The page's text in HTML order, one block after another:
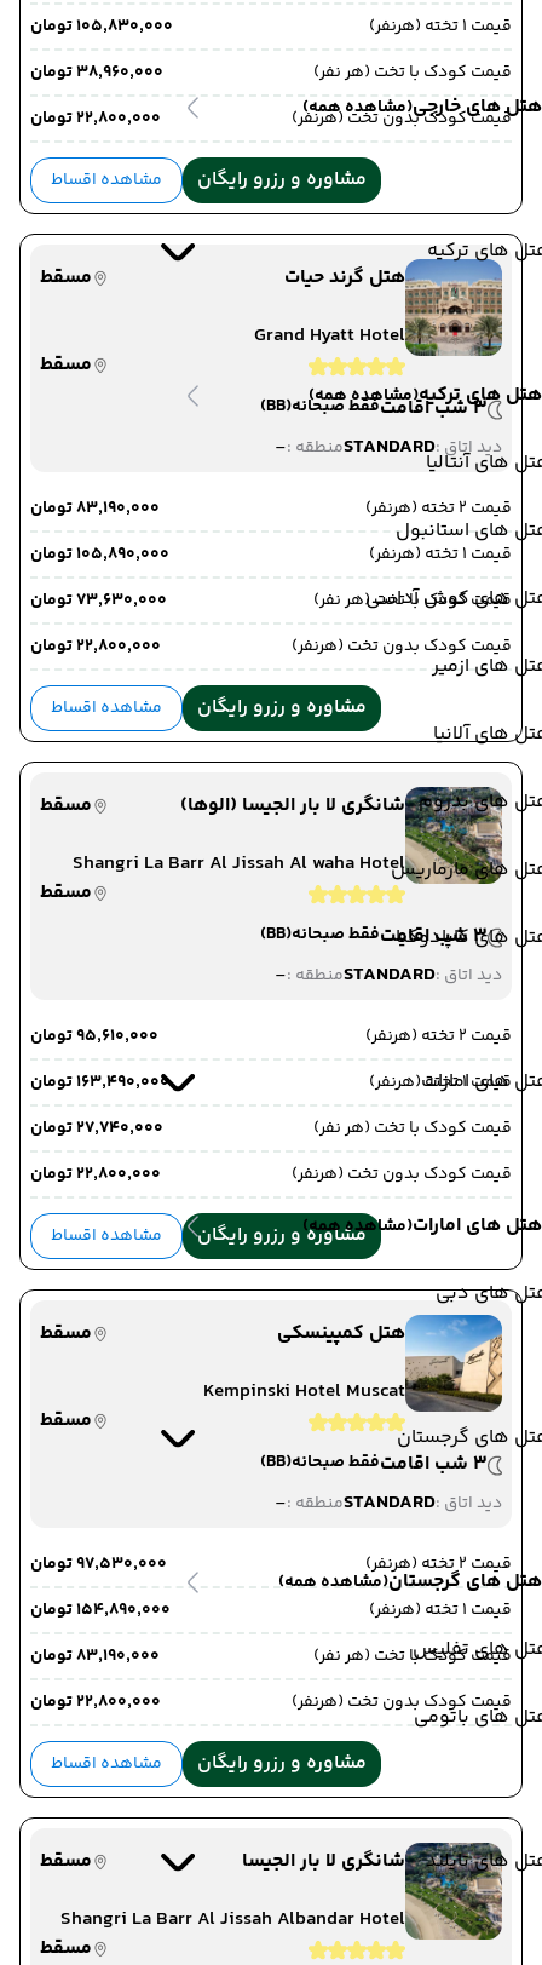
هتل های خارجی(مشاهده همه)
های ترکیه
هتل های ترکیه(مشاهده همه)
های آنتالیا
های استانبول
های کوش آداسی
های ازمیر
های آلانیا
های بدروم
های مارماریس
های کاپادوکیا
های امارات
هتل های امارات(مشاهده همه)
های دبی
های گرجستان
هتل های گرجستان(مشاهده همه)
های تفلیس
های باتومی
های تایلند
قیمت 1 تخته (هرنفر)
۱۰۵٬۸۳۰٬۰۰۰ تومان
قیمت کودک با تخت (هر نفر)
۳۸٬۹۶۰٬۰۰۰ تومان
قیمت کودک بدون تخت (هرنفر)
۲۲٬۸۰۰٬۰۰۰ تومان
مشاوره و رزرو رایگان مشاهده اقساط
هتل گرند حیات
مسقط
Grand Hyatt Hotel
مسقط
3 شب اقامت
فقط صبحانه(BB)
دید اتاق :STANDARDمنطقه :-
قیمت 2 تخته (هرنفر)
۸۳٬۱۹۰٬۰۰۰ تومان
قیمت 1 تخته (هرنفر)
۱۰۵٬۸۹۰٬۰۰۰ تومان
قیمت کودک با تخت (هر نفر)
۷۳٬۶۳۰٬۰۰۰ تومان
قیمت کودک بدون تخت (هرنفر)
۲۲٬۸۰۰٬۰۰۰ تومان
مشاوره و رزرو رایگان مشاهده اقساط
شانگری لا بار الجیسا (الوها)
مسقط
Shangri La Barr Al Jissah Al waha Hotel
مسقط
3 شب اقامت
فقط صبحانه(BB)
دید اتاق :STANDARDمنطقه :-
قیمت 2 تخته (هرنفر)
۹۵٬۶۱۰٬۰۰۰ تومان
قیمت 1 تخته (هرنفر)
۱۶۳٬۴۹۰٬۰۰۰ تومان
قیمت کودک با تخت (هر نفر)
۲۷٬۷۴۰٬۰۰۰ تومان
قیمت کودک بدون تخت (هرنفر)
۲۲٬۸۰۰٬۰۰۰ تومان
مشاوره و رزرو رایگان مشاهده اقساط
هتل کمپینسکی
مسقط
Kempinski Hotel Muscat
مسقط
3 شب اقامت
فقط صبحانه(BB)
دید اتاق :STANDARDمنطقه :-
قیمت 2 تخته (هرنفر)
۹۷٬۵۳۰٬۰۰۰ تومان
قیمت 1 تخته (هرنفر)
۱۵۴٬۸۹۰٬۰۰۰ تومان
قیمت کودک با تخت (هر نفر)
۸۳٬۱۹۰٬۰۰۰ تومان
قیمت کودک بدون تخت (هرنفر)
۲۲٬۸۰۰٬۰۰۰ تومان
مشاوره و رزرو رایگان مشاهده اقساط
شانگری لا بار الجیسا
مسقط
Shangri La Barr Al Jissah Albandar Hotel
مسقط